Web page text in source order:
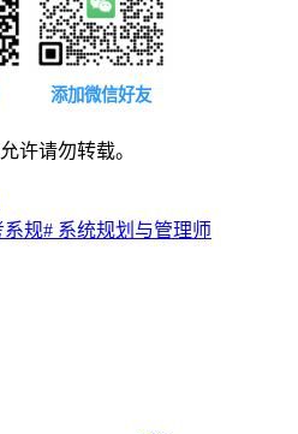
添加微信好友
许请勿转载。
系规# 系统规划与管理师